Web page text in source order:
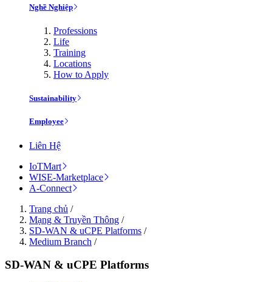
Nghề Nghiệp
Professions
Life
Training
Locations
How to Apply
Sustainability
Employee
Liên Hệ
IoTMart
WISE-Marketplace
A-Connect
Trang chủ /
Mạng & Truyền Thông /
SD-WAN & uCPE Platforms /
Medium Branch /
SD-WAN & uCPE Platforms